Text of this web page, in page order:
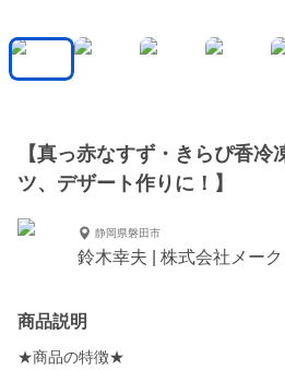
【真っ赤なすず・きらぴ香
ツ、デザート作りに！】
静岡県磐田市
鈴木幸夫 | 株式会社メーク
商品説明
★商品の特徴★